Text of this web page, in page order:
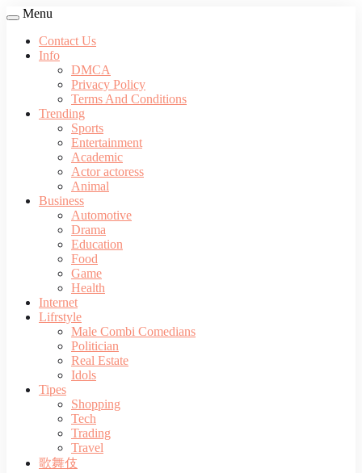
Menu
Contact Us
Info
DMCA
Privacy Policy
Terms And Conditions
Trending
Sports
Entertainment
Academic
Actor actoress
Animal
Business
Automotive
Drama
Education
Food
Game
Health
Internet
Lifrstyle
Male Combi Comedians
Politician
Real Estate
Idols
Tipes
Shopping
Tech
Trading
Travel
歌舞伎